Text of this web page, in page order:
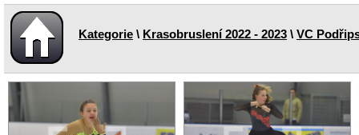
Kategorie \ Krasobruslení 2022 - 2023 \ VC